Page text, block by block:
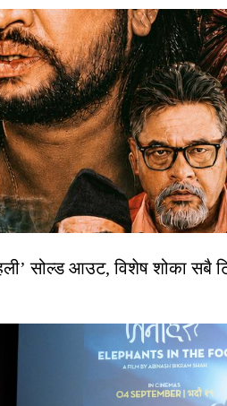
सोल्ड आउट, विशेष शोका सबै